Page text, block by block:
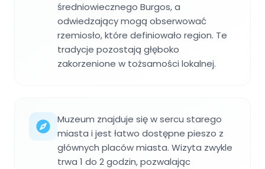
średniowiecznego Burgos, a
odwiedzający mogą obserwować
rzemiosło, które definiowało region. Te
tradycje pozostają głęboko
zakorzenione w tożsamości lokalnej.
Muzeum znajduje się w sercu starego
miasta i jest łatwo dostępne pieszo z
głównych placów miasta. Wizyta zwykle
trwa 1 do 2 godzin, pozwalając